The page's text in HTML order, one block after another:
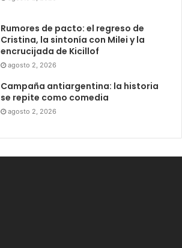
Rumores de pacto: el regreso de
Cristina, la sintonía con Milei y la
encrucijada de Kicillof
agosto 2, 2026
Campaña antiargentina: la historia
se repite como comedia
agosto 2, 2026